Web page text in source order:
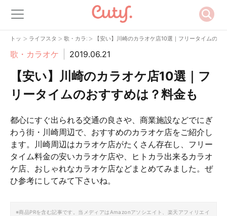
トップ
> ライフスタイル
> 歌・カラオケ
> 【安い】川崎のカラオケ店10選｜フリータイムのお
歌・カラオケ 2019.06.21
【安い】川崎のカラオケ店10選｜フ
リータイムのおすすめは？料金も
都心にすぐ出られる交通の良さや、商業施設などでにぎ
わう街・川崎周辺で、おすすめのカラオケ店をご紹介し
ます。川崎周辺はカラオケ店がたくさん存在し、フリー
タイム料金の安いカラオケ店や、ヒトカラ出来るカラオ
ケ店、おしゃれなカラオケ店などまとめてみました。ぜ
ひ参考にしてみて下さいね。
※商品PRを含む記事です。当メディアはAmazonアソシエイト、楽天アフィリエイ